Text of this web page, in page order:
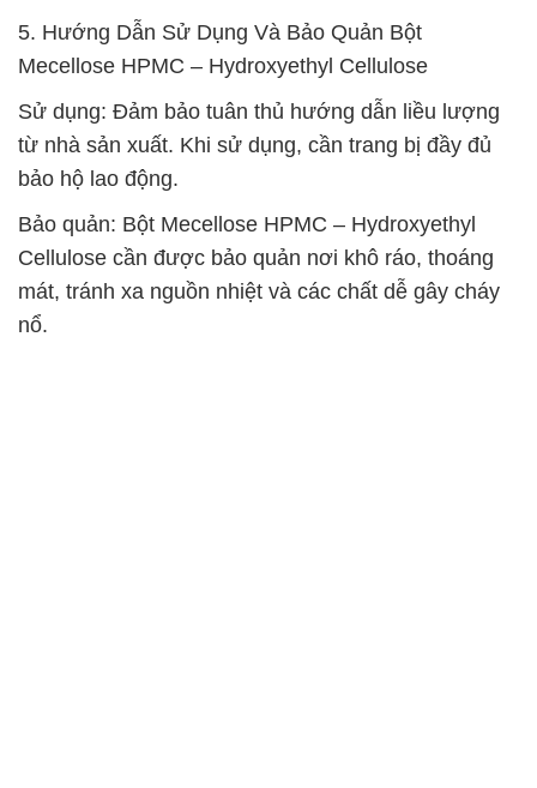
5. Hướng Dẫn Sử Dụng Và Bảo Quản Bột
Mecellose HPMC – Hydroxyethyl Cellulose
Sử dụng: Đảm bảo tuân thủ hướng dẫn liều lượng
từ nhà sản xuất. Khi sử dụng, cần trang bị đầy đủ
bảo hộ lao động.
Bảo quản: Bột Mecellose HPMC – Hydroxyethyl
Cellulose cần được bảo quản nơi khô ráo, thoáng
mát, tránh xa nguồn nhiệt và các chất dễ gây cháy
nổ.